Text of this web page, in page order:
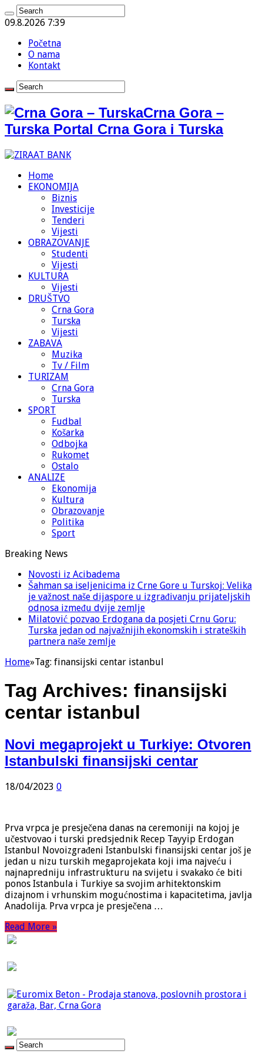
09.8.2026 7:39
Početna
O nama
Kontakt
Crna Gora –
Turska Portal Crna Gora i Turska
Home
EKONOMIJA
Biznis
Investicije
Tenderi
Vijesti
OBRAZOVANJE
Studenti
Vijesti
KULTURA
Vijesti
DRUŠTVO
Crna Gora
Turska
Vijesti
ZABAVA
Muzika
Tv / Film
TURIZAM
Crna Gora
Turska
SPORT
Fudbal
Košarka
Odbojka
Rukomet
Ostalo
ANALIZE
Ekonomija
Kultura
Obrazovanje
Politika
Sport
Breaking News
Novosti iz Acibadema
Šahman sa iseljenicima iz Crne Gore u Turskoj: Velika
je važnost naše dijaspore u izgrađivanju prijateljskih
odnosa između dvije zemlje
Milatović pozvao Erdogana da posjeti Crnu Goru:
Turska jedan od najvažnijih ekonomskih i strateških
partnera naše zemlje
Home»Tag: finansijski centar istanbul
Tag Archives: finansijski
centar istanbul
Novi megaprojekt u Turkiye: Otvoren
Istanbulski finansijski centar
18/04/2023 0
Prva vrpca je presječena danas na ceremoniji na kojoj je
učestvovao i turski predsjednik Recep Tayyip Erdogan
Istanbul Novoizgrađeni Istanbulski finansijski centar još je
jedan u nizu turskih megaprojekata koji ima najveću i
najnapredniju infrastrukturu na svijetu i svakako će biti
ponos Istanbula i Turkiye sa svojim arhitektonskim
dizajnom i vrhunskim mogućnostima i kapacitetima, javlja
Anadolija. Prva vrpca je presječena …
Read More »